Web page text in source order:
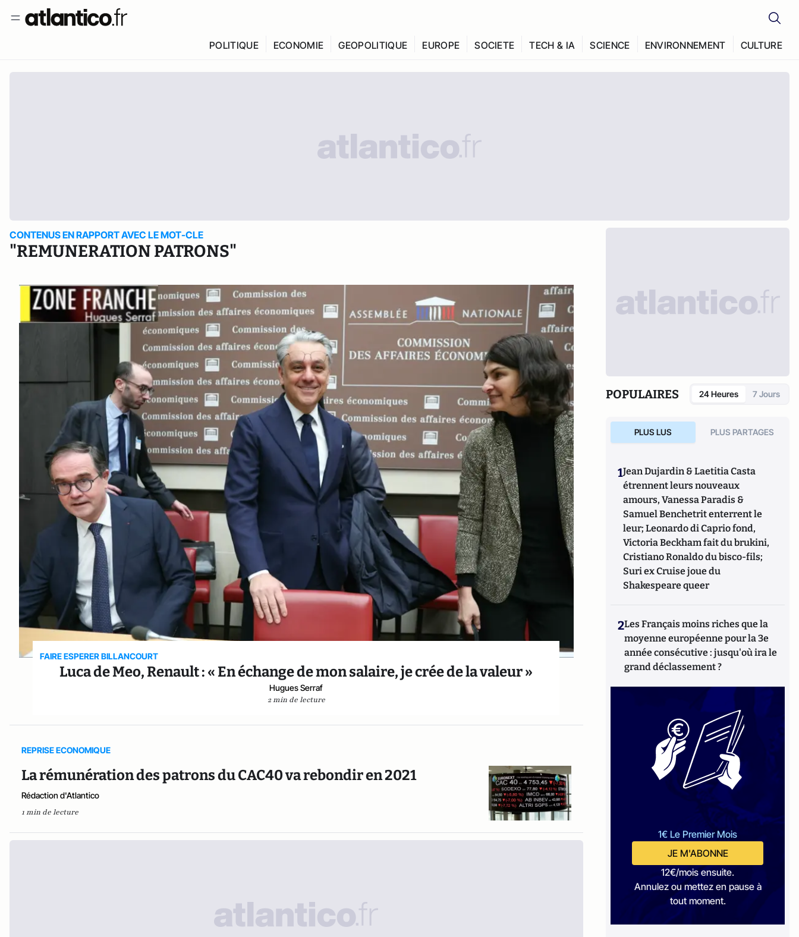
POLITIQUE ECONOMIE GEOPOLITIQUE EUROPE SOCIETE TECH & IA SCIENCE ENVIRONNEMENT CULTURE
CONTENUS EN RAPPORT AVEC LE MOT-CLE
"REMUNERATION PATRONS"
FAIRE ESPERER BILLANCOURT
Luca de Meo, Renault : « En échange de mon salaire, je crée de la valeur »
Hugues Serraf
2 min de lecture
REPRISE ECONOMIQUE
La rémunération des patrons du CAC40 va rebondir en 2021
Rédaction d'Atlantico
1 min de lecture
POPULAIRES 24 Heures 7 Jours
PLUS LUS PLUS PARTAGES
1Jean Dujardin & Laetitia Casta
étrennent leurs nouveaux
amours, Vanessa Paradis &
Samuel Benchetrit enterrent le
leur; Leonardo di Caprio fond,
Victoria Beckham fait du brukini,
Cristiano Ronaldo du bisco-fils;
Suri ex Cruise joue du
Shakespeare queer
2Les Français moins riches que la
moyenne européenne pour la 3e
année consécutive : jusqu'où ira le
grand déclassement ?
1€ Le Premier Mois
JE M'ABONNE
12€/mois ensuite.
Annulez ou mettez en pause à
tout moment.